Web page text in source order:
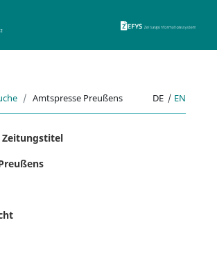
Amtspresse Preußens DE | EN